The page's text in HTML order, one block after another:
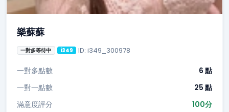
樂蘇蘇
一對多等待中 i349 ID: i349_300978
一對多點數
6 點
一對一點數
25 點
滿意度評分
100分